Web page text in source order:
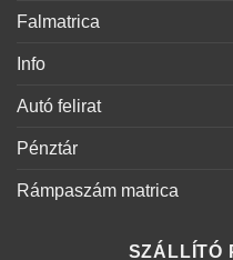
Falmatrica
Info
Autó felirat
Pénztár
Rámpaszám matrica
SZÁLLÍTÓ